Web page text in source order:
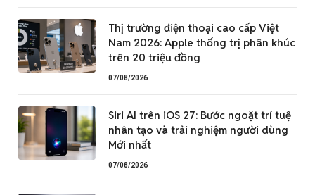
Thị trường điện thoại cao cấp Việt
Nam 2026: Apple thống trị phân khúc
trên 20 triệu đồng
07/08/2026
Siri AI trên iOS 27: Bước ngoặt trí tuệ
nhân tạo và trải nghiệm người dùng
Mới nhất
07/08/2026